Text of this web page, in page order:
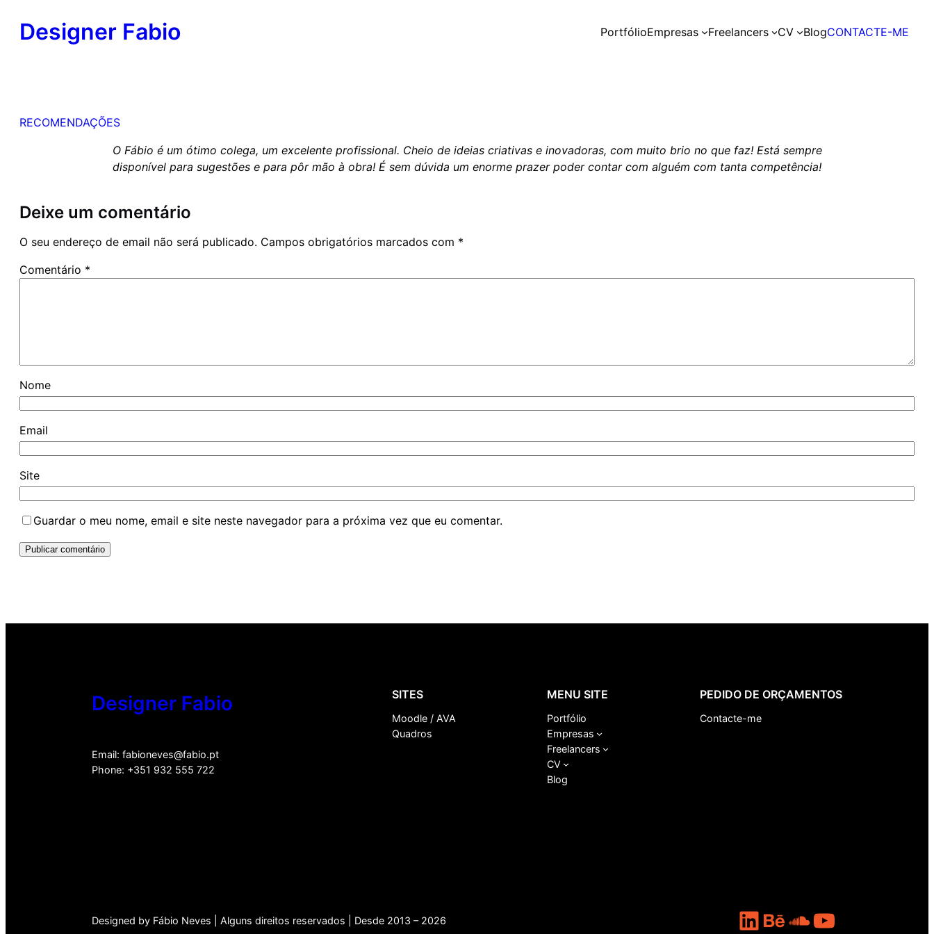
Designer Fabio PortfólioEmpresas Freelancers CV BlogCONTACTE-ME
RECOMENDAÇÕES
O Fábio é um ótimo colega, um excelente profissional. Cheio de ideias criativas e inovadoras, com muito brio no que faz! Está sempre
disponível para sugestões e para pôr mão à obra! É sem dúvida um enorme prazer poder contar com alguém com tanta competência!
Deixe um comentário
O seu endereço de email não será publicado. Campos obrigatórios marcados com *
Comentário *
Nome
Email
Site
Guardar o meu nome, email e site neste navegador para a próxima vez que eu comentar.
Designer Fabio
Email: fabioneves@fabio.pt
Phone: +351 932 555 722
SITES
Moodle / AVA
Quadros
MENU SITE
Portfólio
Empresas
Freelancers
CV
Blog
PEDIDO DE ORÇAMENTOS
Contacte-me
Designed by Fábio Neves | Alguns direitos reservados | Desde 2013 – 2026